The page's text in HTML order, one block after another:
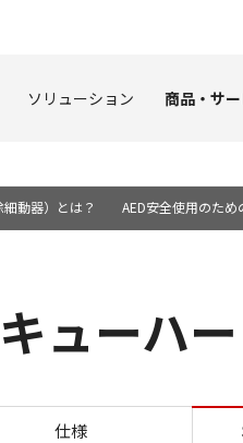
ソリューション 商品・サ
動器）とは？ AED安全使用のため
ューハ
オプション・消耗
仕様